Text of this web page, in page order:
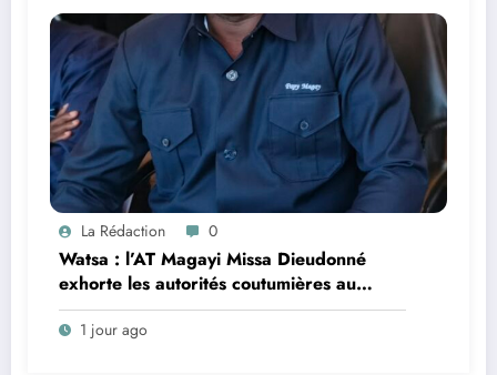
La Rédaction 0
Watsa : l’AT Magayi Missa Dieudonné
exhorte les autorités coutumières au
recensement et à l’identification de la
population en vue de renforcer la
1 jour ago